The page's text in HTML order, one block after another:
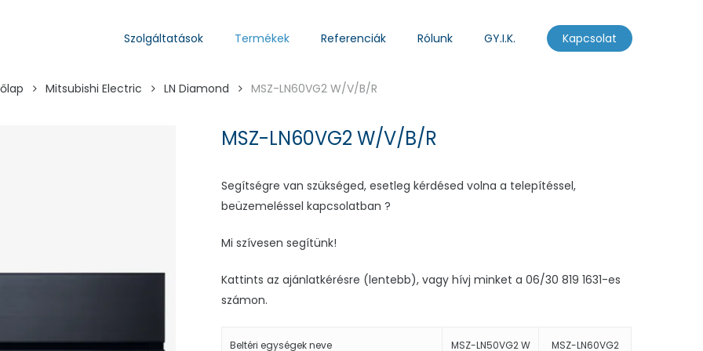
Szolgáltatások Termékek Referenciák Rólunk GY.I.K. Kapcsolat
Mitsubishi Electric LN Diamond MSZ-LN60VG2 W/V/B/R
MSZ-LN60VG2 W/V/B/R
Segítségre van szükséged, esetleg kérdésed volna a telepítéssel,
beüzemeléssel kapcsolatban ?
Mi szívesen segítünk!
Kattints az ajánlatkérésre (lentebb), vagy hívj minket a 06/30 819 1631-es
számon.
Beltéri egységek neve
MSZ-LN50VG2 W
MSZ-LN60VG2